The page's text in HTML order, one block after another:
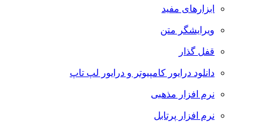
ابزارهای مفید
ویرایشگر متن
قفل گذار
دانلود درایور کامپیوتر و درایور لپ تاپ
نرم افزار مذهبی
نرم افزار پرتابل